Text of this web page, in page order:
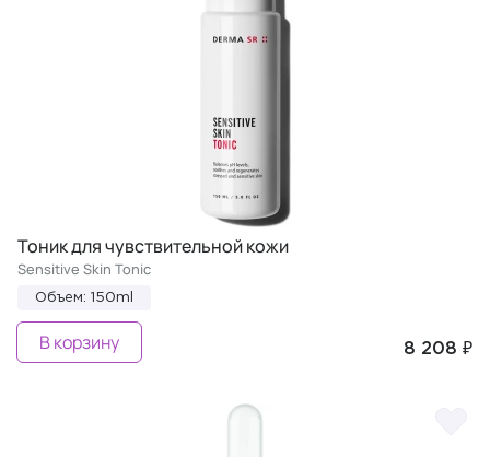
Тоник для чувствительной кожи
Sensitive Skin Tonic
Объем: 150ml
8 208 ₽
В корзину